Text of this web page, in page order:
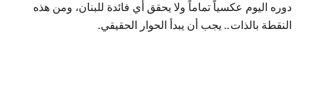
دوره اليوم عكسياً تماماً ولا يحقق أي فائدة للبنان، ومن هذه
النقطة بالذات.. يجب أن يبدأ الحوار الحقيقي.